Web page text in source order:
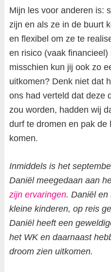
Mijn les voor anderen is:
zijn en als ze in de buurt
en flexibel om ze te
en risico (vaak
misschien kun jij ook zo
uitkomen? Denk niet dat
ons had verteld dat deze
zou worden, hadden wij
durf te dromen en pak de
komen.
Inmiddels is het
Daniël meegedaan aan
zijn ervaringen. Daniël en
kleine kinderen, op reis
Daniël heeft een
het WK en daarnaast
droom zien uitkomen.